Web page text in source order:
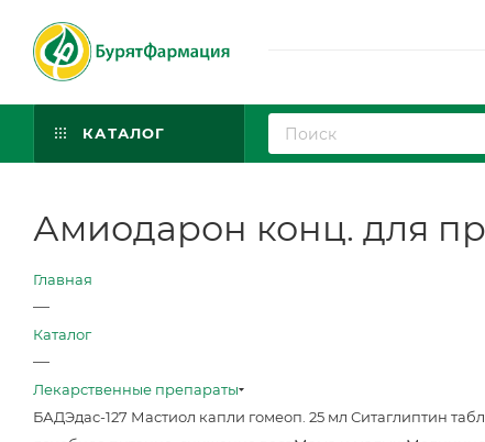
КАТАЛОГ
Амиодарон конц. для
Главная
—
Каталог
—
Лекарственные препараты
БАДЭдас-127 Мастиол капли гомеоп. 25 мл Ситаглиптин